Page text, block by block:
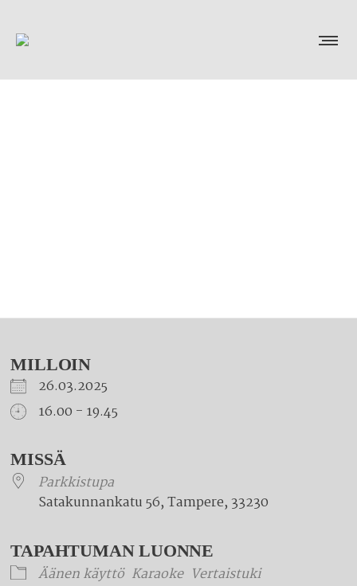
MILLOIN
26.03.2025
16.00 - 19.45
Download ICS
MISSÄ
Parkkistupa
Satakunnankatu 56, Tampere, 33230
TAPAHTUMAN LUONNE
Äänen käyttö Karaoke Vertaistuki